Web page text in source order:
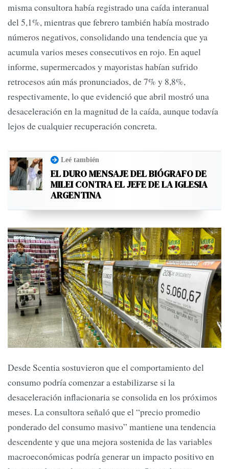
misma consultora había registrado una caída interanual
del 5,1%, mientras que febrero también había mostrado
números negativos, consolidando una tendencia que ya
acumula varios meses consecutivos en rojo. En aquel
informe, supermercados y mayoristas habían sufrido
retrocesos aún más pronunciados, de 7% y 8,8%,
respectivamente, lo que evidenció que abril mostró una
desaceleración en la magnitud de la caída, aunque todavía
lejos de cualquier recuperación concreta.
Leé también
EL DURO MENSAJE DEL BIÓGRAFO DE
MILEI CONTRA EL JEFE DE LA IGLESIA
ARGENTINA
Desde Scentia sostuvieron que el comportamiento del
consumo podría comenzar a estabilizarse si la
desaceleración inflacionaria se consolida en los próximos
meses. La consultora señaló que el “precio promedio
ponderado del consumo masivo” mantiene una tendencia
descendente y que una mejora sostenida de las variables
macroeconómicas podría generar un impacto positivo en